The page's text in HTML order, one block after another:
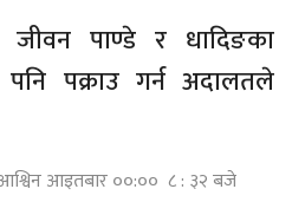
जीवन पाण्डे र धादिङका
पनि पक्राउ गर्न अदालतले
आश्विन आइतबार ००:०० ८ : ३२ बजे